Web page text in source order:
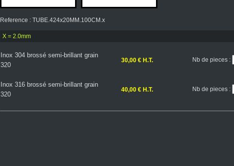
Reference : TUBE.424x20MM.100CM.x
X = 2.0mm
Inox 304 brossé semi-brillant grain
320
30,00 € H.T. Nb de pieces:
Inox 316 brossé semi-brillant grain
320
40,00 € H.T. Nb de pieces: